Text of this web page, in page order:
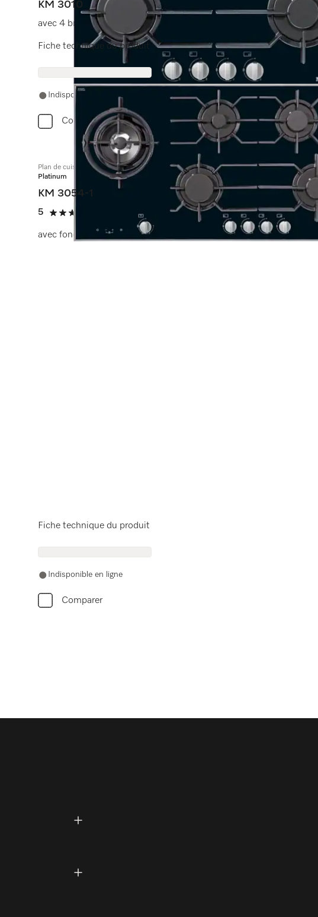
KM 3010
avec 4 brûleurs
Fiche technique du produit
Indisponible en ligne
Comparer
Plan de cuisson au gaz
Platinum
KM 3054-1
5
5 étoiles de 5
avec fonctions électroniques pour une sécurité et un confort
Fiche technique du produit
Indisponible en ligne
Comparer